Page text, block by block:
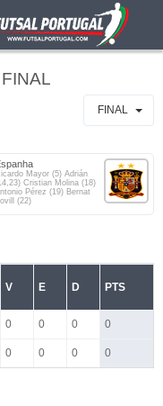
FINAL
Mayor (5) Adrián
Cristian Molina (18)
Pérez (19) Bernat
(22)
V E D PTS
0 0 0 0
0 0 0 0